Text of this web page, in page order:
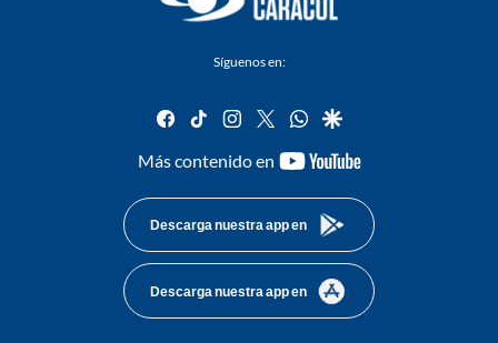
Síguenos en:
facebook
tiktok instagram
twitterwhatsapp
google
Más contenido en
youtube-
Descarga nuestra app en
Descarga nuestra app en